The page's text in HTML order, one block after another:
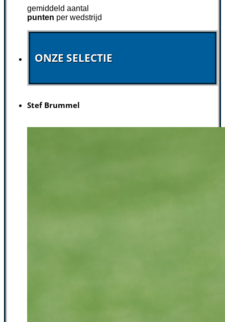
gemiddeld aantal
punten per wedstrijd
ONZE SELECTIE
Stef Brummel